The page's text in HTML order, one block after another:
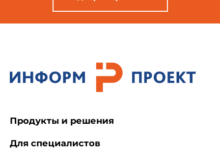
Продукты и решения
Для специалистов